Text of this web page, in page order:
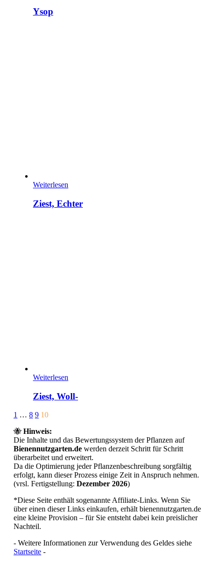
Ysop
Weiterlesen
Ziest, Echter
Weiterlesen
Ziest, Woll-
Page
of
10
Prev
1 … 8 9 10
🐝 Hinweis:
Die Inhalte und das Bewertungssystem der Pflanzen auf
Bienennutzgarten.de werden derzeit Schritt für Schritt
überarbeitet und erweitert.
Da die Optimierung jeder Pflanzenbeschreibung sorgfältig
erfolgt, kann dieser Prozess einige Zeit in Anspruch nehmen.
(vrsl. Fertigstellung: Dezember 2026)
*Diese Seite enthält sogenannte Affiliate-Links. Wenn Sie
über einen dieser Links einkaufen, erhält bienennutzgarten.de
eine kleine Provision – für Sie entsteht dabei kein preislicher
Nachteil.
- Weitere Informationen zur Verwendung des Geldes siehe
Startseite -